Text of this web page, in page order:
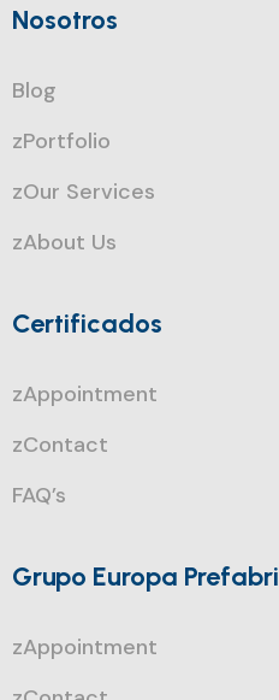
Nosotros
Blog
zPortfolio
zOur Services
zAbout Us
Certificados
zAppointment
zContact
FAQ’s
Grupo Europa Prefabri
zAppointment